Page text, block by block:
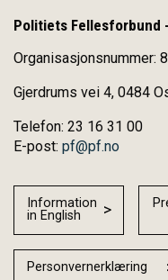
Politiets Fellesforbund
Organisasjonsnummer:
Gjerdrums vei 4, 0484
Telefon: 23 16 31 00
E-post: pf@pf.no
Information
in English
Personvernerklæring